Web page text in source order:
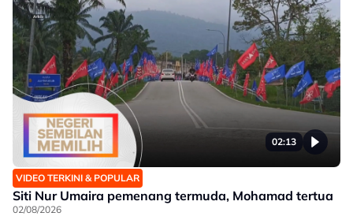
02:13
VIDEO TERKINI & POPULAR
Siti Nur Umaira pemenang termuda, Mohamad tertua
02/08/2026